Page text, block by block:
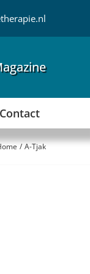
Contact
A-Tjak